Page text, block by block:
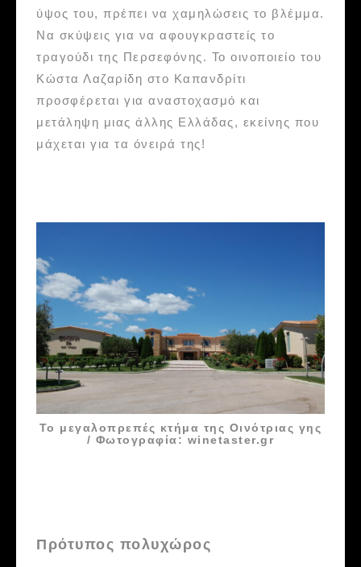
ύψος του, πρέπει να χαμηλώσεις το βλέμμα.
Να σκύψεις για να αφουγκραστείς το
τραγούδι της Περσεφόνης. Το οινοποιείο του
Κώστα Λαζαρίδη στο Καπανδρίτι
προσφέρεται για αναστοχασμό και
μετάληψη μιας άλλης Ελλάδας, εκείνης που
μάχεται για τα όνειρά της!
Το μεγαλοπρεπές κτήμα της Οινότριας γης
/ Φωτογραφία: winetaster.gr
Πρότυπος πολυχώρος